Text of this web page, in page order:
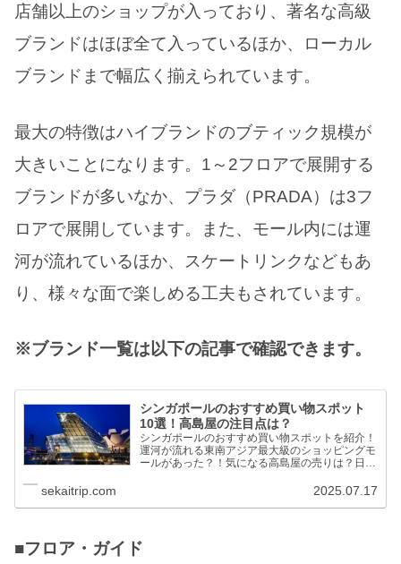
店舗以上のショップが入っており、著名な高級
ブランドはほぼ全て入っているほか、ローカル
ブランドまで幅広く揃えられています。
最大の特徴はハイブランドのブティック規模が
大きいことになります。1～2フロアで展開する
ブランドが多いなか、プラダ（PRADA）は3フ
ロアで展開しています。また、モール内には運
河が流れているほか、スケートリンクなどもあ
り、様々な面で楽しめる工夫もされています。
※ブランド一覧は以下の記事で確認できます。
シンガポールのおすすめ買い物スポット
10選！高島屋の注目点は？
シンガポールのおすすめ買い物スポットを紹介！
運河が流れる東南アジア最大級のショッピングモ
ールがあった？！気になる高島屋の売りは？日本
丹、老舗百貨店も掲載。ブランド一覧も見所で
sekaitrip.com 2025.07.17
■フロア・ガイド